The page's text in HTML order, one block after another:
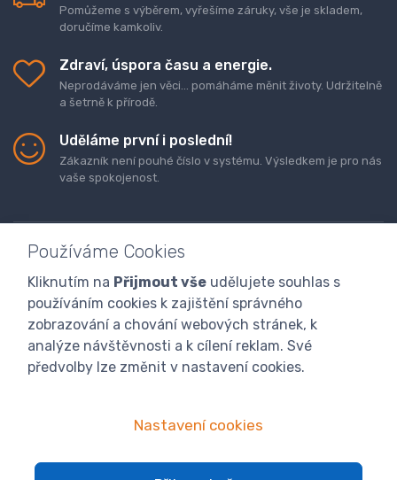
Pomůžeme s výběrem, vyřešíme záruky, vše je skladem,
doručíme kamkoliv.
Zdraví, úspora času a energie.
Neprodáváme jen věci... pomáháme měnit životy. Udržitelně
a šetrně k přírodě.
Uděláme první i poslední!
Zákazník není pouhé číslo v systému. Výsledkem je pro nás
vaše spokojenost.
Doprava a platba zboží Kontaktujte nás
GDPR
Obchodní podmínky
Odstoupení od smlouvy
Program digitalizace
Používáme Cookies
Kliknutím na Přijmout vše udělujete souhlas s
používáním cookies k zajištění správného
zobrazování a chování webových stránek, k
analýze návštěvnosti a k cílení reklam. Své
předvolby lze změnit v nastavení cookies.
Nastavení cookies